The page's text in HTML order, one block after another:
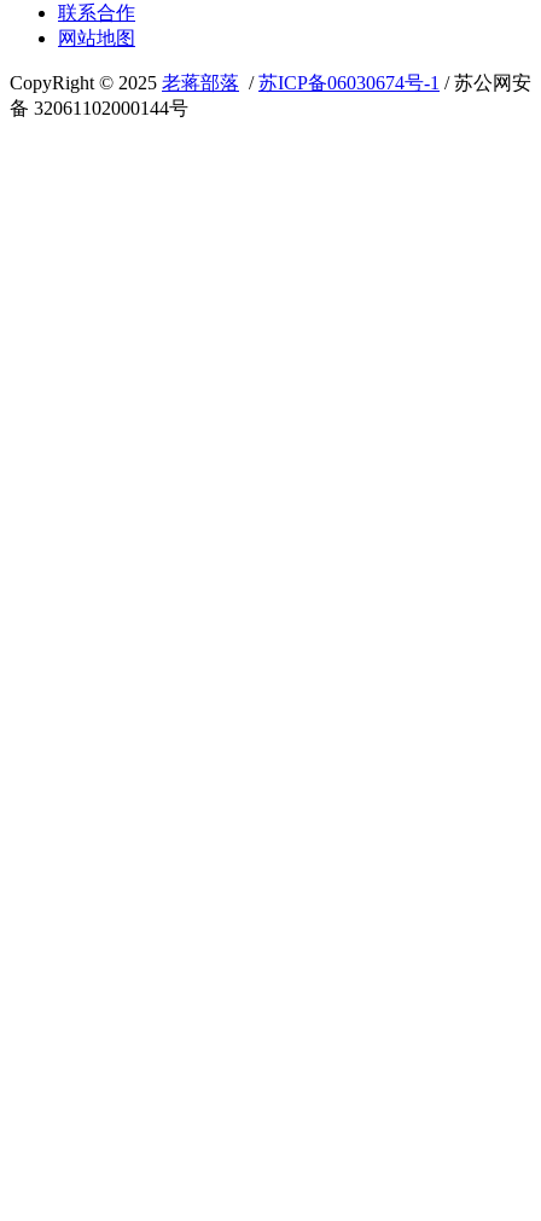
联系合作
网站地图
CopyRight © 2025 老蒋部落 /苏ICP备06030674号-1 / 苏公网安
备 32061102000144号